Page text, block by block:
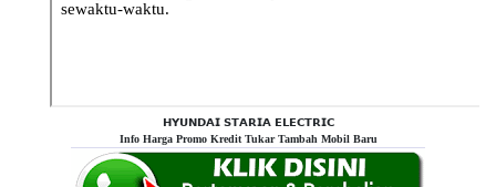
𝗛𝗬𝗨𝗡𝗗𝗔𝗜 𝗦𝗧𝗔𝗥𝗜𝗔 𝗘𝗟𝗘𝗖𝗧𝗥𝗜𝗖
Info Harga Promo Kredit Tukar Tambah Mobil Baru